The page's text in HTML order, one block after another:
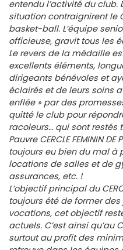
entendu l’activité du
situation contraignirent le
basket-ball. L’équipe
officieuse, gravit tous les
Le revers de la médaille
excellents éléments,
dirigeants bénévoles et
éclairés et de leurs soins
enflée » par des
quitté le club pour
racoleurs… qui sont restés
Pauvre CERCLE FEMININ
toujours eu bien du mal à
locations de salles et de
assurances, etc. !
L’objectif principal du
toujours été de former
vocations, cet objectif
actuels. C’est ainsi qu’au
surtout au profit des